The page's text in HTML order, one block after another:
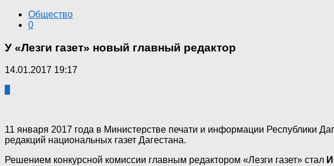
Общество
0
У «Лезги газет» новый главный редактор
14.01.2017 19:17
11 января 2017 года в Министерстве печати и информации Республики
редакций национальных газет Дагестана.
Решением конкурсной комиссии главным редактором «Лезги газет» стал